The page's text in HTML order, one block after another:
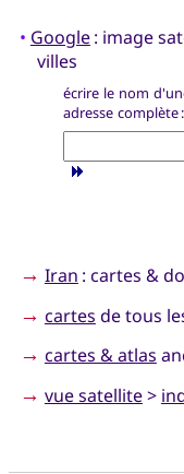
• Google: image
villes
écrire le nom
adresse complète :
→ Iran : cartes &
→ cartes de tous
→ cartes & atlas
→ vue satellite>